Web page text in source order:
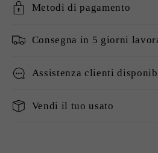
Metodi di pagamento
Consegna in 5 giorni
Assistenza clienti
Vendi il tuo usato